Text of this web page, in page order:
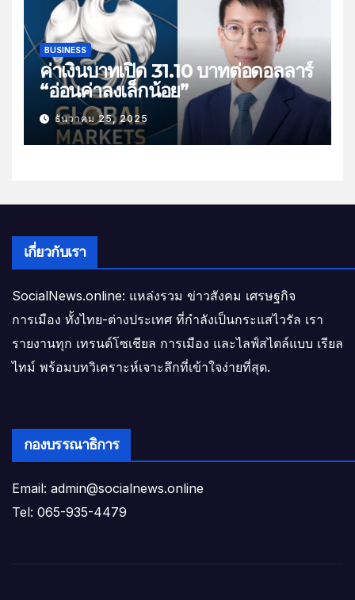
BUSINESS
ค่าเงินบาทเปิด 31.10 บาทต่อดอลลาร์
“อ่อนค่าลงเล็กน้อย”
ธันวาคม 25, 2025
เกี่ยวกับเรา
SocialNews.online: แหล่งรวม ข่าวสังคม เศรษฐกิจ
การเมือง ทั้งไทย-ต่างประเทศ ที่กำลังเป็นกระแสไวรัล เรา
รายงานทุก เทรนด์โซเชียล การเมือง และไลฟ์สไตล์แบบ เรียล
ไทม์ พร้อมบทวิเคราะห์เจาะลึกที่เข้าใจง่ายที่สุด.
กองบรรณาธิการ
Email: admin@socialnews.online
Tel: 065-935-4479